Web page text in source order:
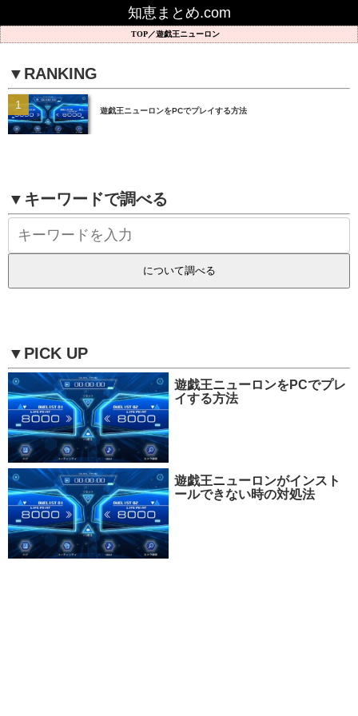
知恵まとめ.com
遊戯王ニューロン
▼RANKING
遊戯王ニューロンをPCでプレイする方法
▼キーワードで調べる
▼PICK UP
遊戯王ニューロンをPCでプレ
イする方法
遊戯王ニューロンがインスト
ールできない時の対処法